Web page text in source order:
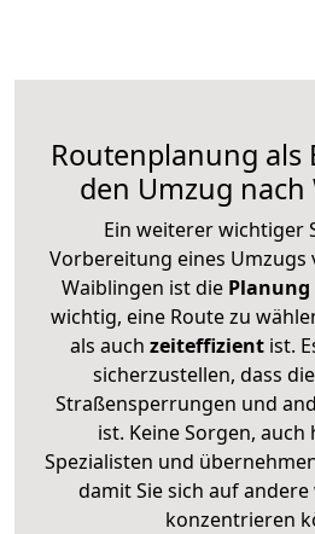
Routenplanung
den Umzug
Ein weiterer wichtiger
Vorbereitung eines Umzugs
Waiblingen ist die Planung
wichtig, eine Route zu
als auch zeiteffizientist.
sicherzustellen, dass
Straßensperrungen und
ist. Keine Sorgen,
Spezialisten und
damit Sie sich auf
konzentrieren